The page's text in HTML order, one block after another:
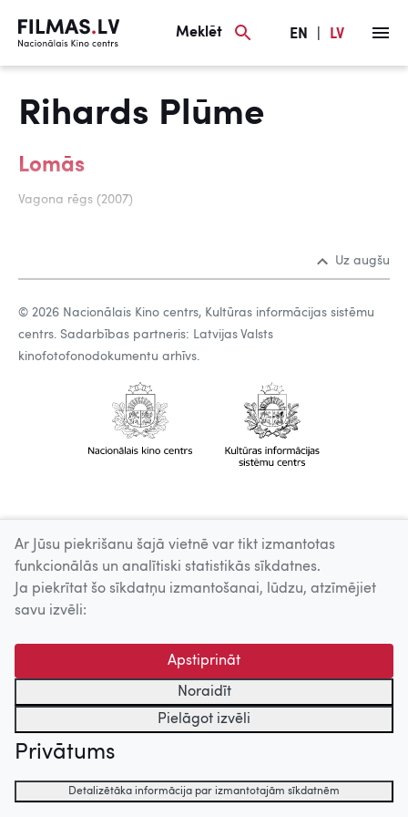
Meklēt EN LV
Rihards Plūme
Lomās
Vagona rēgs (2007)
Uz augšu
© 2026 Nacionālais Kino centrs, Kultūras informācijas sistēmu
centrs. Sadarbības partneris: Latvijas Valsts
kinofotofonodokumentu arhīvs.
Ar Jūsu piekrišanu šajā vietnē var tikt izmantotas
funkcionālās un analītiski statistikās sīkdatnes.
Ja piekrītat šo sīkdatņu izmantošanai, lūdzu, atzīmējiet
savu izvēli:
Apstiprināt
Noraidīt
Pielāgot izvēli
Privātums
Detalizētāka informācija par izmantotajām sīkdatnēm